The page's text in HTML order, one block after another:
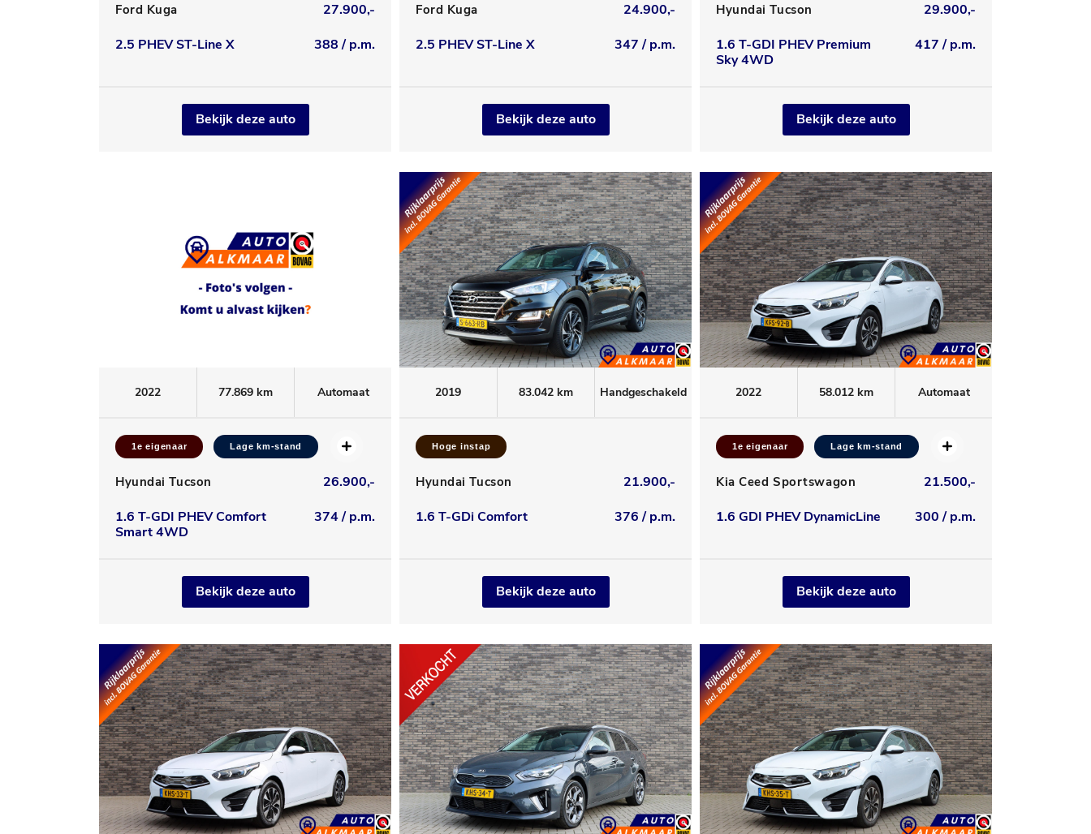
Ford Kuga
27.900,-
2.5 PHEV ST-Line X
388 / p.m.
Bekijk deze auto
Ford Kuga
24.900,-
2.5 PHEV ST-Line X
347 / p.m.
Bekijk deze auto
Hyundai Tucson
29.900,-
1.6 T-GDI PHEV Premium
Sky 4WD
417 / p.m.
Bekijk deze auto
2022 77.869 km Automaat
1e eigenaar Lage km-stand
Hyundai Tucson
26.900,-
1.6 T-GDI PHEV Comfort
Smart 4WD
374 / p.m.
Bekijk deze auto
2019 83.042 km Handgeschakeld
Hoge instap
Hyundai Tucson
21.900,-
1.6 T-GDi Comfort
376 / p.m.
Bekijk deze auto
2022 58.012 km Automaat
1e eigenaar Lage km-stand
Kia Ceed Sportswagon
21.500,-
1.6 GDI PHEV DynamicLine
300 / p.m.
Bekijk deze auto